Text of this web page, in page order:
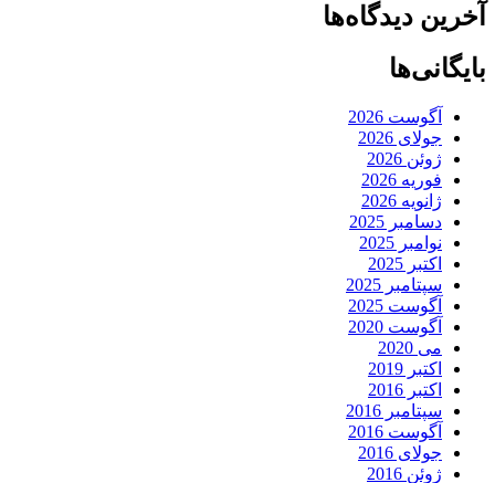
آخرین دیدگاه‌ها
بایگانی‌ها
آگوست 2026
جولای 2026
ژوئن 2026
فوریه 2026
ژانویه 2026
دسامبر 2025
نوامبر 2025
اکتبر 2025
سپتامبر 2025
آگوست 2025
آگوست 2020
می 2020
اکتبر 2019
اکتبر 2016
سپتامبر 2016
آگوست 2016
جولای 2016
ژوئن 2016